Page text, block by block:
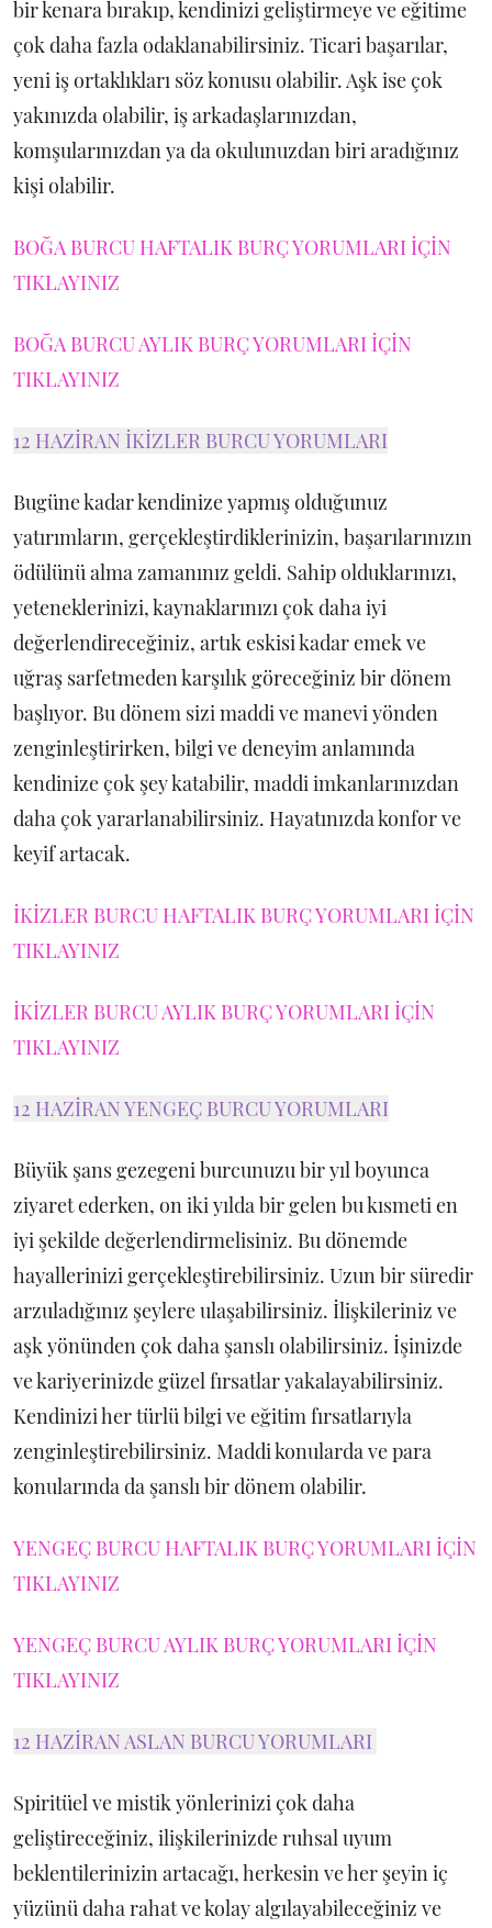
bir kenara bırakıp, kendinizi geliştirmeye ve eğitime
çok daha fazla odaklanabilirsiniz. Ticari başarılar,
yeni iş ortaklıkları söz konusu olabilir. Aşk ise çok
yakınızda olabilir, iş arkadaşlarınızdan,
komşularınızdan ya da okulunuzdan biri aradığınız
kişi olabilir.
BOĞA BURCU HAFTALIK BURÇ YORUMLARI İÇİN
TIKLAYINIZ
BOĞA BURCU AYLIK BURÇ YORUMLARI İÇİN
TIKLAYINIZ
12 HAZİRAN İKİZLER BURCU YORUMLARI
Bugüne kadar kendinize yapmış olduğunuz
yatırımların, gerçekleştirdiklerinizin, başarılarınızın
ödülünü alma zamanınız geldi. Sahip olduklarınızı,
yeteneklerinizi, kaynaklarınızı çok daha iyi
değerlendireceğiniz, artık eskisi kadar emek ve
uğraş sarfetmeden karşılık göreceğiniz bir dönem
başlıyor. Bu dönem sizi maddi ve manevi yönden
zenginleştirirken, bilgi ve deneyim anlamında
kendinize çok şey katabilir, maddi imkanlarınızdan
daha çok yararlanabilirsiniz. Hayatınızda konfor ve
keyif artacak.
İKİZLER BURCU HAFTALIK BURÇ YORUMLARI İÇİN
TIKLAYINIZ
İKİZLER BURCU AYLIK BURÇ YORUMLARI İÇİN
TIKLAYINIZ
12 HAZİRAN YENGEÇ BURCU YORUMLARI
Büyük şans gezegeni burcunuzu bir yıl boyunca
ziyaret ederken, on iki yılda bir gelen bu kısmeti en
iyi şekilde değerlendirmelisiniz. Bu dönemde
hayallerinizi gerçekleştirebilirsiniz. Uzun bir süredir
arzuladığınız şeylere ulaşabilirsiniz. İlişkileriniz ve
aşk yönünden çok daha şanslı olabilirsiniz. İşinizde
ve kariyerinizde güzel fırsatlar yakalayabilirsiniz.
Kendinizi her türlü bilgi ve eğitim fırsatlarıyla
zenginleştirebilirsiniz. Maddi konularda ve para
konularında da şanslı bir dönem olabilir.
YENGEÇ BURCU HAFTALIK BURÇ YORUMLARI İÇİN
TIKLAYINIZ
YENGEÇ BURCU AYLIK BURÇ YORUMLARI İÇİN
TIKLAYINIZ
12 HAZİRAN ASLAN BURCU YORUMLARI
Spiritüel ve mistik yönlerinizi çok daha
geliştireceğiniz, ilişkilerinizde ruhsal uyum
beklentilerinizin artacağı, herkesin ve her şeyin iç
yüzünü daha rahat ve kolay algılayabileceğiniz ve